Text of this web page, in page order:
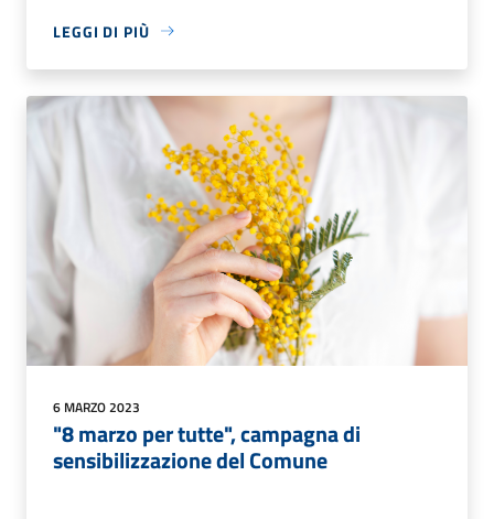
LEGGI DI PIÙ
6 MARZO 2023
"8 marzo per tutte", campagna di
sensibilizzazione del Comune